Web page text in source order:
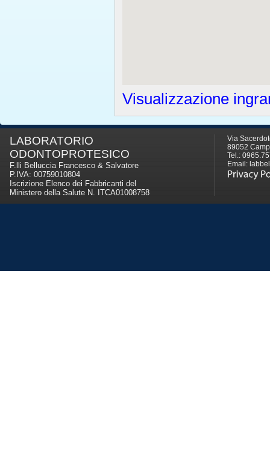
Visualizzazione
LABORATORIO
ODONTOPROTESICO
F.lli Belluccia Francesco & Salvatore
P.IVA: 00759010804
Iscrizione Elenco dei Fabbricanti del
Ministero della Salute N. ITCA01008758
Via
89052
Tel.:
Email: